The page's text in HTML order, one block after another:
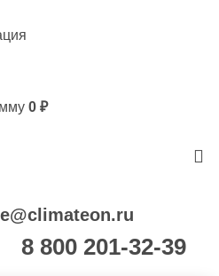
0 ₽
8 800 201-32-39